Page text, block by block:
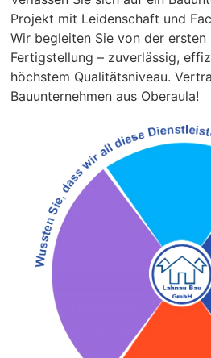
Projekt mit Leidenschaft und
Wir begleiten Sie von der ersten
Fertigstellung – zuverlässig,
höchstem Qualitätsniveau.
Bauunternehmen aus Oberaula!